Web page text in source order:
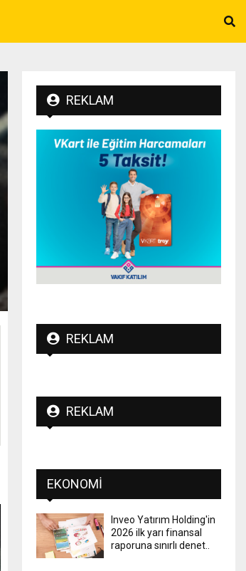
REKLAM
REKLAM
REKLAM
EKONOMI
Inveo Yatırım Holding'in
2026 ilk yarı finansal
raporuna sınırlı denet..